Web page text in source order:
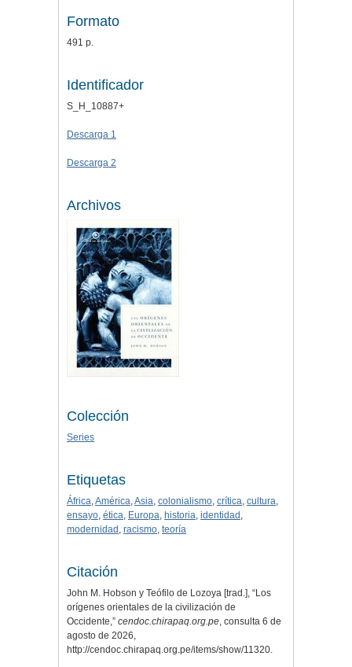
Formato
491 p.
Identificador
S_H_10887+
Descarga 1
Descarga 2
Archivos
Colección
Series
Etiquetas
África,América,Asia, colonialismo, crítica, cultura,
ensayo, ética, Europa, historia, identidad ,
modernidad , racismo, teoría
Citación
John M. Hobson y Teófilo de Lozoya [trad.], “Los
orígenes orientales de la civilización de
Occidente,” cendoc.chirapaq.org.pe, consulta 6 de
agosto de 2026,
http://cendoc.chirapaq.org.pe/items/show/11320.